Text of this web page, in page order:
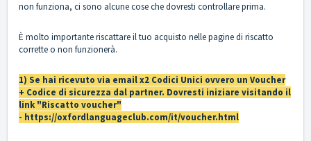
non funziona, ci sono alcune cose che dovresti controllare prima.
È molto importante riscattare il tuo acquisto nelle pagine di riscatto
corrette o non funzionerà.
1) Se hai ricevuto via email x2 Codici Unici ovvero un Voucher
+ Codice di sicurezza dal partner. Dovresti iniziare visitando il
link "Riscatto voucher"
- https://oxfordlanguageclub.com/it/voucher.html